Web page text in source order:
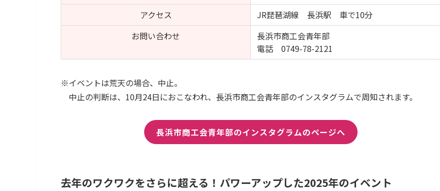
アクセス
JR琵琶湖線 長浜駅 車で10分
お問い合わせ
長浜市商工会青年部
電話 0749-78-2121
※イベントは荒天の場合、中止。
中止の判断は、10月24日におこなわれ、長浜市商工会青年部のインスタグラムで周知されます。
長浜市商工会青年部のインスタグラムのページへ
去年のワクワクをさらに超える！パワーアップした2025年のイベント